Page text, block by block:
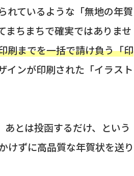
れているような「無地の年賀
まちまちで確実ではありませ
刷までを一括で請け負う「印
インが印刷された「イラスト
とは投函するだけ、という
けずに高品質な年賀状を送り